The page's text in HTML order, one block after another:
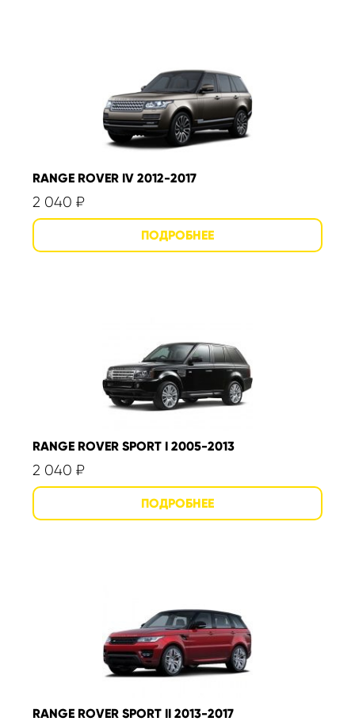
RANGE ROVER IV 2012-2017
2 040 ₽
RANGE ROVER SPORT I 2005-2013
2 040 ₽
RANGE ROVER SPORT II 2013-2017